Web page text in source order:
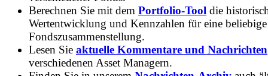
Berechnen Sie mit dem Portfolio-Tool die
Wertentwicklung und Kennzahlen für eine beliebige
Fondszusammenstellung.
Lesen Sie aktuelle Kommentare und Nachrichten
verschiedenen Asset Managern.